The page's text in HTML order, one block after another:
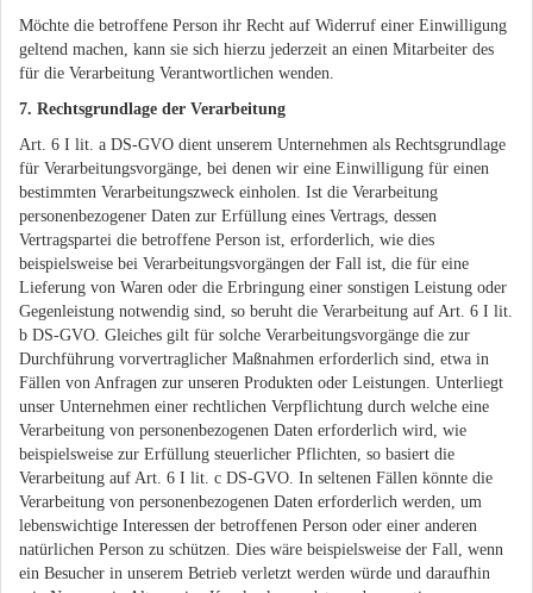
Möchte die betroffene Person ihr Recht auf Widerruf einer Einwilligung
geltend machen, kann sie sich hierzu jederzeit an einen Mitarbeiter des
für die Verarbeitung Verantwortlichen wenden.
7. Rechtsgrundlage der Verarbeitung
Art. 6 I lit. a DS-GVO dient unserem Unternehmen als Rechtsgrundlage
für Verarbeitungsvorgänge, bei denen wir eine Einwilligung für einen
bestimmten Verarbeitungszweck einholen. Ist die Verarbeitung
personenbezogener Daten zur Erfüllung eines Vertrags, dessen
Vertragspartei die betroffene Person ist, erforderlich, wie dies
beispielsweise bei Verarbeitungsvorgängen der Fall ist, die für eine
Lieferung von Waren oder die Erbringung einer sonstigen Leistung oder
Gegenleistung notwendig sind, so beruht die Verarbeitung auf Art. 6 I lit.
b DS-GVO. Gleiches gilt für solche Verarbeitungsvorgänge die zur
Durchführung vorvertraglicher Maßnahmen erforderlich sind, etwa in
Fällen von Anfragen zur unseren Produkten oder Leistungen. Unterliegt
unser Unternehmen einer rechtlichen Verpflichtung durch welche eine
Verarbeitung von personenbezogenen Daten erforderlich wird, wie
beispielsweise zur Erfüllung steuerlicher Pflichten, so basiert die
Verarbeitung auf Art. 6 I lit. c DS-GVO. In seltenen Fällen könnte die
Verarbeitung von personenbezogenen Daten erforderlich werden, um
lebenswichtige Interessen der betroffenen Person oder einer anderen
natürlichen Person zu schützen. Dies wäre beispielsweise der Fall, wenn
ein Besucher in unserem Betrieb verletzt werden würde und daraufhin